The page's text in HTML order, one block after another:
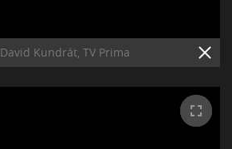
David Kundrát, TV Prima